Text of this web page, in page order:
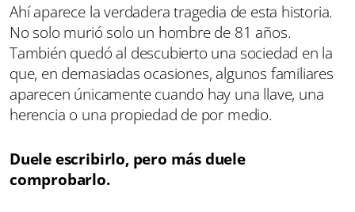
Ahí aparece la verdadera tragedia de esta historia.
No solo murió solo un hombre de 81 años.
También quedó al descubierto una sociedad en la
que, en demasiadas ocasiones, algunos familiares
aparecen únicamente cuando hay una llave, una
herencia o una propiedad de por medio.
Duele escribirlo, pero más duele
comprobarlo.